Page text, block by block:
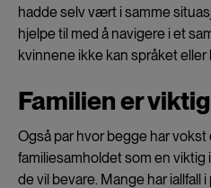
hadde selv vært i samme
hjelpe til med å navigere i et
kvinnene ikke kan språket
Familien er viktig
Også par hvor begge har vokst
familiesamholdet som en
de vil bevare. Mange har iallfall